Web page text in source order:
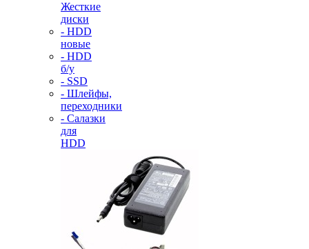
Жесткие
диски
- HDD
новые
- HDD
б/у
- SSD
- Шлейфы,
переходники
- Салазки
для
HDD